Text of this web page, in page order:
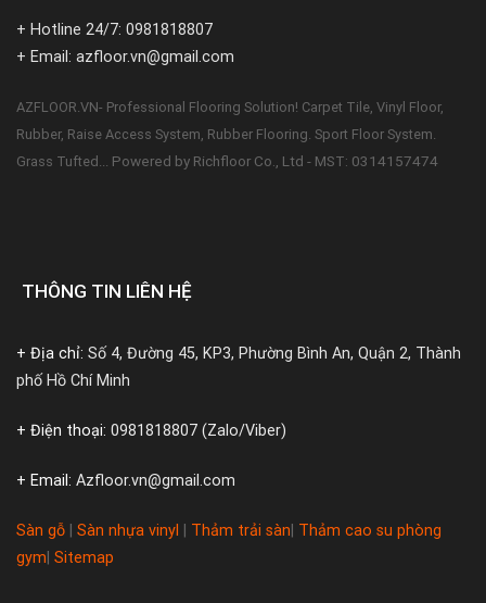
+ Hotline 24/7: 0981818807
+ Email: azfloor.vn@gmail.com
AZFLOOR.VN- Professional Flooring Solution! Carpet Tile, Vinyl Floor,
Rubber, Raise Access System, Rubber Flooring. Sport Floor System.
Grass Tufted... Powered by Richfloor Co., Ltd - MST: 0314157474
THÔNG TIN LIÊN HỆ
+ Địa chỉ: Số 4, Đường 45, KP3, Phường Bình An, Quận 2, Thành
phố Hồ Chí Minh
+ Điện thoại: 0981818807 (Zalo/Viber)
+ Email: Azfloor.vn@gmail.com
Sàn gỗ Sàn nhựa vinyl Thảm trải sàn Thảm cao su phòng
gym Sitemap